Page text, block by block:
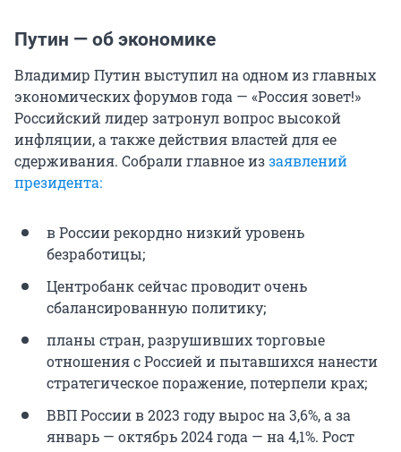
Путин — об экономике
Владимир Путин выступил на одном из главных
экономических форумов года — «Россия зовет!»
Российский лидер затронул вопрос высокой
инфляции, а также действия властей для ее
сдерживания. Собрали главное иззаявлений
президента:
в России рекордно низкий уровень
безработицы;
Центробанк сейчас проводит очень
сбалансированную политику;
планы стран, разрушивших торговые
отношения с Россией и пытавшихся нанести
стратегическое поражение, потерпели крах;
ВВП России в 2023 году вырос на 3,6%, а за
январь — октябрь 2024 года — на 4,1%. Рост